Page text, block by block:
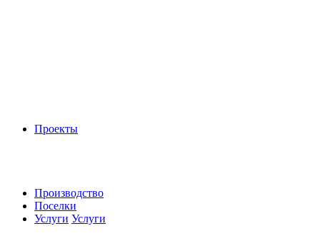
Проекты
Производство
Поселки
Услуги Услуги